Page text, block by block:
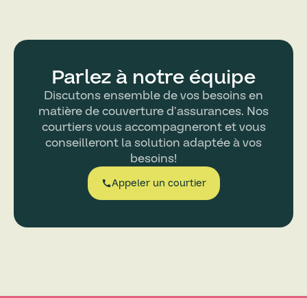
Parlez à notre équipe
Discutons ensemble de vos besoins en
matière de couverture d’assurances. Nos
courtiers vous accompagneront et vous
conseilleront la solution adaptée à vos
besoins!
callAppeler un courtier